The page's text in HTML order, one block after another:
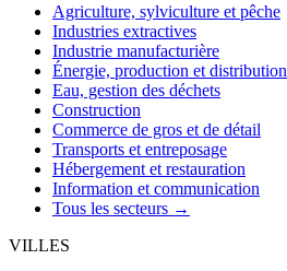
Agriculture, sylviculture et pêche
Industries extractives
Industrie manufacturière
Énergie, production et distribution
Eau, gestion des déchets
Construction
Commerce de gros et de détail
Transports et entreposage
Hébergement et restauration
Information et communication
Tous les secteurs →
VILLES